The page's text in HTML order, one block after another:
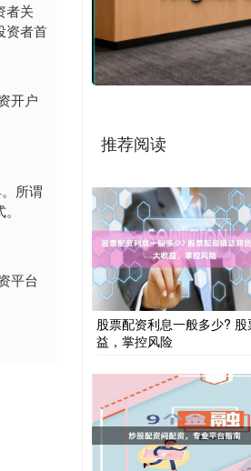
者关
资者首
开户
所谓
平台
推荐阅读
股票配资利息一般多少?
益，掌控风险